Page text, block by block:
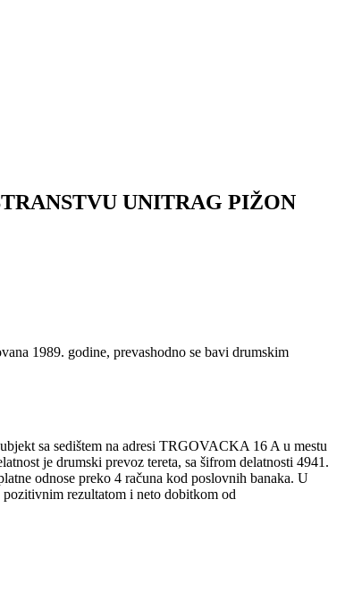
UNITRAG PIŽON
1989. godine, prevashodno se bavi drumskim
sa sedištem na adresi TRGOVACKA 16 A u mestu
je drumski prevoz tereta, sa šifrom delatnosti 4941.
odnose preko 4 računa kod poslovnih banaka. U
rezultatom i neto dobitkom od